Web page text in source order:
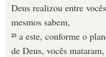
Deus realizou entre
mesmos sabem,
²³ a este, conforme o
de Deus, vocês